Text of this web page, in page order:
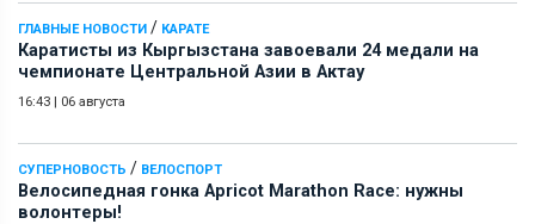
ГЛАВНЫЕ НОВОСТИ / КАРАТЕ
Каратисты из Кыргызстана завоевали 24 медали на
чемпионате Центральной Азии в Актау
16:43 | 06 августа
СУПЕРНОВОСТЬ / ВЕЛОСПОРТ
Велосипедная гонка Apricot Marathon Race: нужны
волонтеры!